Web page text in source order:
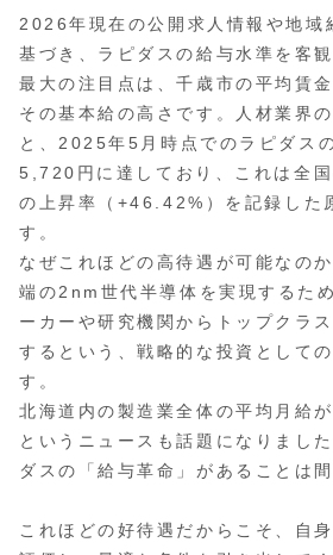
2026年現在の公開求人情報や地域
基づき、ラピダスの給与水準を客
最大の注目点は、千歳市の平均賃
その基本給の高さです。人材業界
と、2025年5月時点でのラピダス
5,720円に達しており、これは全
の上昇率（+46.42%）を記録した
す。
なぜこれほどの高待遇が可能なの
端の2nm世代半導体を実現するた
ーカーや研究機関からトップクラ
するという、戦略的な投資として
す。
北海道内の製造業全体の平均月給
というニュースも話題になりまし
ダスの「給与革命」があることは
これほどの好待遇だからこそ、自